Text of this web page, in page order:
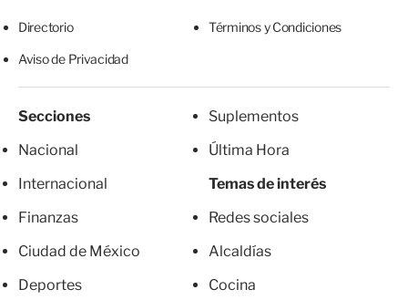
Directorio Términos y Condiciones
Aviso de Privacidad
Secciones
Nacional
Internacional
Finanzas
Ciudad de México
Deportes
Suplementos
Última Hora
Temas de interés
Redes sociales
Alcaldías
Cocina